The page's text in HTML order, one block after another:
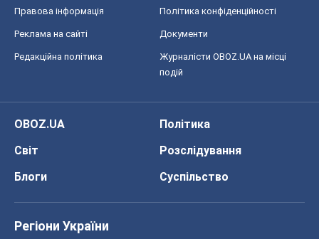
Правова інформація Політика конфіденційності
Реклама на сайті Документи
Редакційна політика
Журналісти OBOZ.UA на місці
подій
OBOZ.UA
Політика
Світ
Розслідування
Блоги
Суспільство
Регіони України